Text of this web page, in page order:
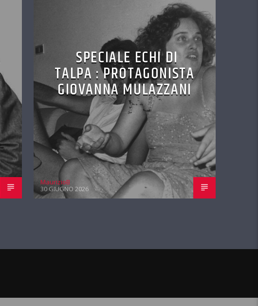
SPECIALE ECHI DI
TALPA : PROTAGONISTA
GIOVANNA MULAZZANI
MaurizioB
30 GIUGNO 2026